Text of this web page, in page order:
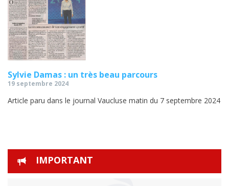
Sylvie Damas : un très beau parcours
19 septembre 2024
Article paru dans le journal Vaucluse matin du 7 septembre 2024
IMPORTANT